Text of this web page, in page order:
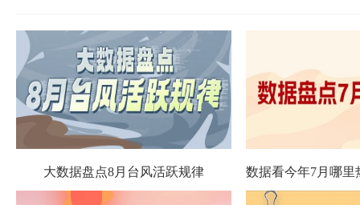
大数据盘点8月台风活跃规律